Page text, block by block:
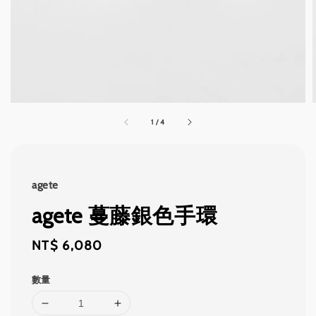
1 /4
agete
agete 蔓藤銀色手環
Regular
NT$ 6,080
數量